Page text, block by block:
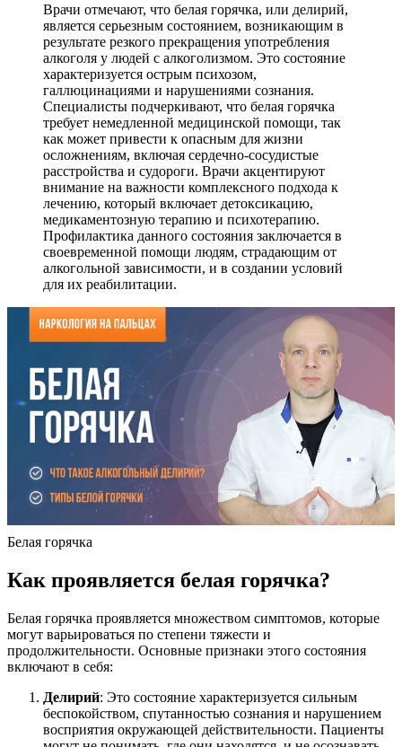
Врачи отмечают, что белая горячка, или делирий,
является серьезным состоянием, возникающим в
результате резкого прекращения употребления
алкоголя у людей с алкоголизмом. Это состояние
характеризуется острым психозом,
галлюцинациями и нарушениями сознания.
Специалисты подчеркивают, что белая горячка
требует немедленной медицинской помощи, так
как может привести к опасным для жизни
осложнениям, включая сердечно-сосудистые
расстройства и судороги. Врачи акцентируют
внимание на важности комплексного подхода к
лечению, который включает детоксикацию,
медикаментозную терапию и психотерапию.
Профилактика данного состояния заключается в
своевременной помощи людям, страдающим от
алкогольной зависимости, и в создании условий
для их реабилитации.
Белая горячка
Как проявляется белая горячка?
Белая горячка проявляется множеством симптомов, которые
могут варьироваться по степени тяжести и
продолжительности. Основные признаки этого состояния
включают в себя:
Делирий: Это состояние характеризуется сильным
беспокойством, спутанностью сознания и нарушением
восприятия окружающей действительности. Пациенты